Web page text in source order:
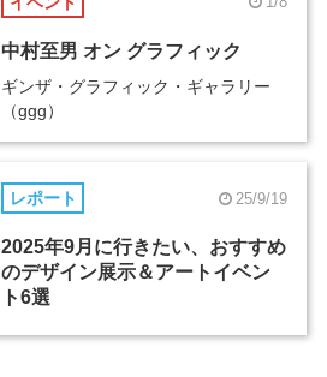
中村至男 オン グラフィック
ギンザ・グラフィック・ギャラリー
（ggg）
レポート 25/9/19
2025年9月に行きたい、おすすめ
のデザイン展示＆アートイベン
ト6選